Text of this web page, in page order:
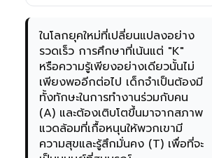
ในโลกยุคใหม่ที่เปลี่ยนแปลงอย่าง
รวดเร็ว การศึกษาที่เน้นแต่ "K"
หรือความรู้เพียงอย่างเดียวนั้นไม่
เพียงพออีกต่อไป เด็กจำเป็นต้องมี
ทั้งทักษะในการทำงานร่วมกับคน
(A) และต้องเติบโตขึ้นมาจากสภาพ
แวดล้อมที่เกื้อหนุนให้พวกเขามี
ความสุขและรู้สึกมั่นคง (T) เพื่อที่จะ